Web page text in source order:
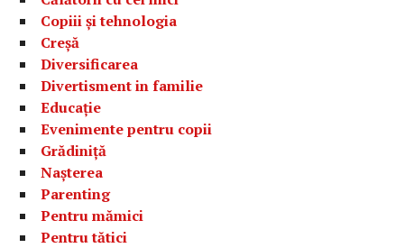
Copiii și tehnologia
Creșă
Diversificarea
Divertisment in familie
Educație
Evenimente pentru copii
Grădiniță
Nașterea
Parenting
Pentru mămici
Pentru tătici